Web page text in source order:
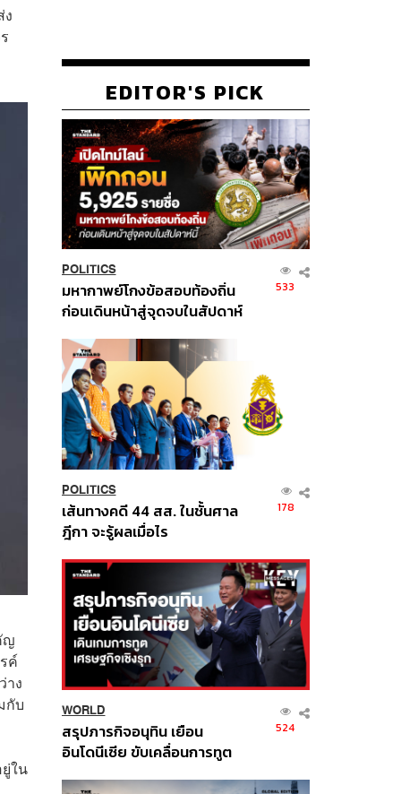
ญ
ค์
าง
กับ
ใน
EDITOR'S PICK
POLITICS
มหากาพย์โกงข้อสอบท้องถิ่น
ก่อนเดินหน้าสู่จุดจบในสัปดาห์
533
POLITICS
เส้นทางคดี 44 สส. ในชั้นศาล
ฎีกา จะรู้ผลเมื่อไร
178
WORLD
สรุปภารกิจอนุทิน เยือน
อินโดนีเซีย ขับเคลื่อนการทูต
524